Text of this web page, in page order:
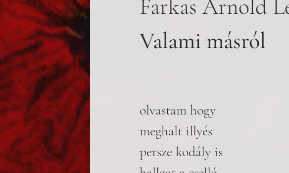
Farkas Arnold
Valami másról
olvastam hogy
meghalt illyés
persze kodály is